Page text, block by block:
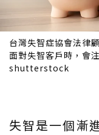
台灣失智症協會法律
面對失智客戶時，會
shutterstock
失智是一個漸